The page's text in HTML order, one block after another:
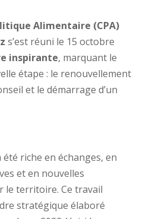
Alimentaire (CPA)
s’est réuni le 15 octobre
inspirante, marquant le
étape : le renouvellement
et le démarrage d’un
riche en échanges, en
et en nouvelles
le territoire. Ce travail
stratégique élaboré